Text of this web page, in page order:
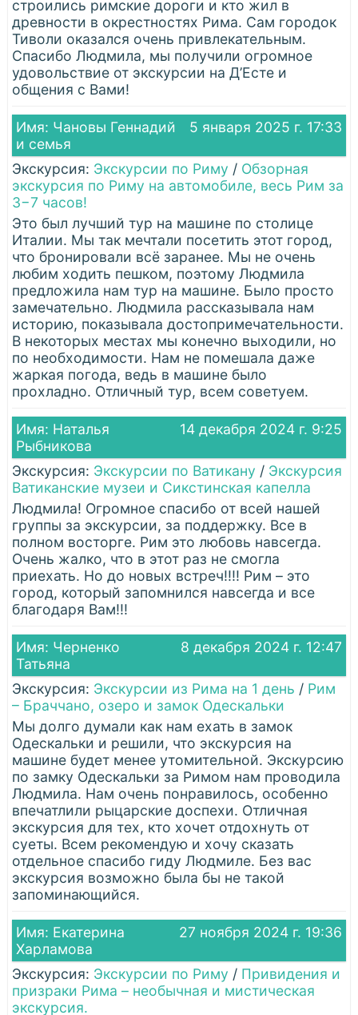
строились римские дороги и кто жил в
древности в окрестностях Рима. Сам городок
Тиволи оказался очень привлекательным.
Спасибо Людмила, мы получили огромное
удовольствие от экскурсии на Д’Есте и
общения с Вами!
5 января 2025 г. 17:33
Имя: Чановы Геннадий
и семья
Экскурсия: Экскурсии по Риму / Обзорная
экскурсия по Риму на автомобиле, весь Рим за
3−7 часов!
Это был лучший тур на машине по столице
Италии. Мы так мечтали посетить этот город,
что бронировали всё заранее. Мы не очень
любим ходить пешком, поэтому Людмила
предложила нам тур на машине. Было просто
замечательно. Людмила рассказывала нам
историю, показывала достопримечательности.
В некоторых местах мы конечно выходили, но
по необходимости. Нам не помешала даже
жаркая погода, ведь в машине было
прохладно. Отличный тур, всем советуем.
14 декабря 2024 г. 9:25
Имя: Наталья
Рыбникова
Экскурсия: Экскурсии по Ватикану / Экскурсия
Ватиканские музеи и Сикстинская капелла
Людмила! Огромное спасибо от всей нашей
группы за экскурсии, за поддержку. Все в
полном восторге. Рим это любовь навсегда.
Очень жалко, что в этот раз не смогла
приехать. Но до новых встреч!!!! Рим – это
город, который запомнился навсегда и все
благодаря Вам!!!
8 декабря 2024 г. 12:47
Имя: Черненко
Татьяна
Экскурсия: Экскурсии из Рима на 1 день / Рим
– Браччано, озеро и замок Одескальки
Мы долго думали как нам ехать в замок
Одескальки и решили, что экскурсия на
машине будет менее утомительной. Экскурсию
по замку Одескальки за Римом нам проводила
Людмила. Нам очень понравилось, особенно
впечатлили рыцарские доспехи. Отличная
экскурсия для тех, кто хочет отдохнуть от
суеты. Всем рекомендую и хочу сказать
отдельное спасибо гиду Людмиле. Без вас
экскурсия возможно была бы не такой
запоминающийся.
27 ноября 2024 г. 19:36
Имя: Екатерина
Харламова
Экскурсия: Экскурсии по Риму / Привидения и
призраки Рима – необычная и мистическая
экскурсия.